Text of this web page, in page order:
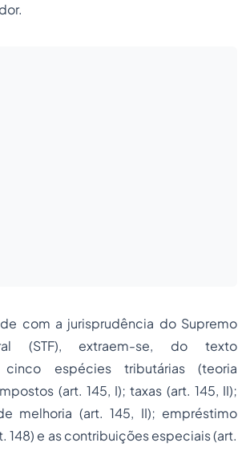
com a jurisprudência do Supremo
(STF), extraem-se, do texto
cinco espécies tributárias (teoria
(art. 145, I); taxas (art. 145, II);
melhoria (art. 145, II); empréstimo
148) e as contribuições especiais (art.